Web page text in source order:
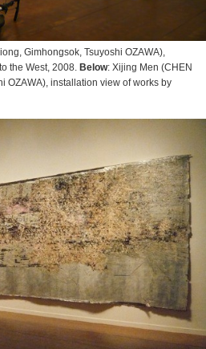
Gimhongsok, Tsuyoshi OZAWA),
the West , 2008. Below: Xijing Men (CHEN
OZAWA), installation view of works by